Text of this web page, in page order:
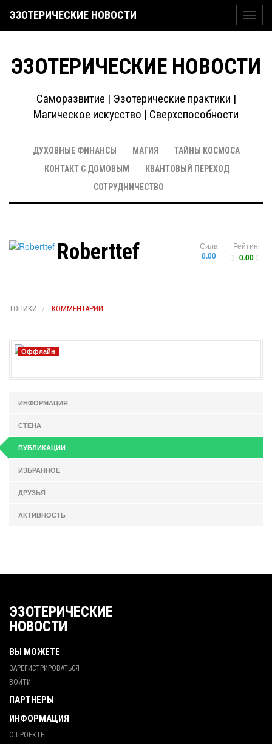
ЭЗОТЕРИЧЕСКИЕ НОВОСТИ
ЭЗОТЕРИЧЕСКИЕ НОВОСТИ
Саморазвитие | Эзотерические практики |
Магическое искусство | Сверхспособности
ДУХОВНЫЕ ФИНАНСЫ МАГИЯ
ТАЙНЫ КОСМОСА
КОНТАКТ С ДОМОВЫМ
КВАНТОВЫЙ ПЕРЕХОД
СОТРУДНИЧЕСТВО
Рейтинг
0.00
Сила
0.00
Roberttef
ТОПИКИ КОММЕНТАРИИ
Оффлайн
ИНФОРМАЦИЯ
СТЕНА
ПУБЛИКАЦИИ
ИЗБРАННОЕ
ДРУЗЬЯ
АКТИВНОСТЬ
ЭЗОТЕРИЧЕСКИЕ
НОВОСТИ
ВЫ МОЖЕТЕ
ЗАРЕГИСТРИРОВАТЬСЯ
ВОЙТИ
ПАРТНЕРЫ
ИНФОРМАЦИЯ
О ПРОЕКТЕ